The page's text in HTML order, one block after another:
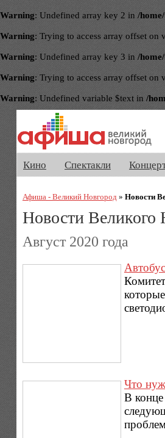
Warning: Undefined array key 2 in /
Warning: Trying to access array offset on
Warning: Undefined array key 3 in /
Warning: Trying to access array offset on
Warning: Undefined variable $text in /
Кино Спектакли
Афиша - Великий Новгород » Новости
Новости Великого
Август 2020 года
Что
В конце